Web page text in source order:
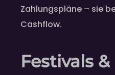
Zahlungspläne – sie
Cashflow.
Festivals &